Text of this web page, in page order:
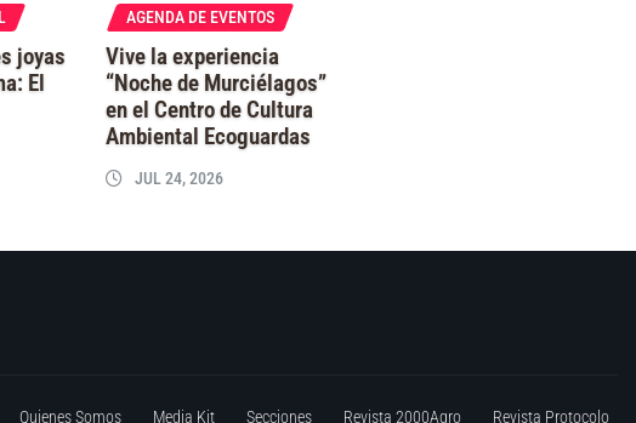
joyas
El
AGENDA DE EVENTOS
Vive la experiencia
“Noche de Murciélagos”
en el Centro de Cultura
Ambiental Ecoguardas
JUL 24, 2026
Quienes Somos Media Kit Secciones Revista 2000Agro Revista Protocolo